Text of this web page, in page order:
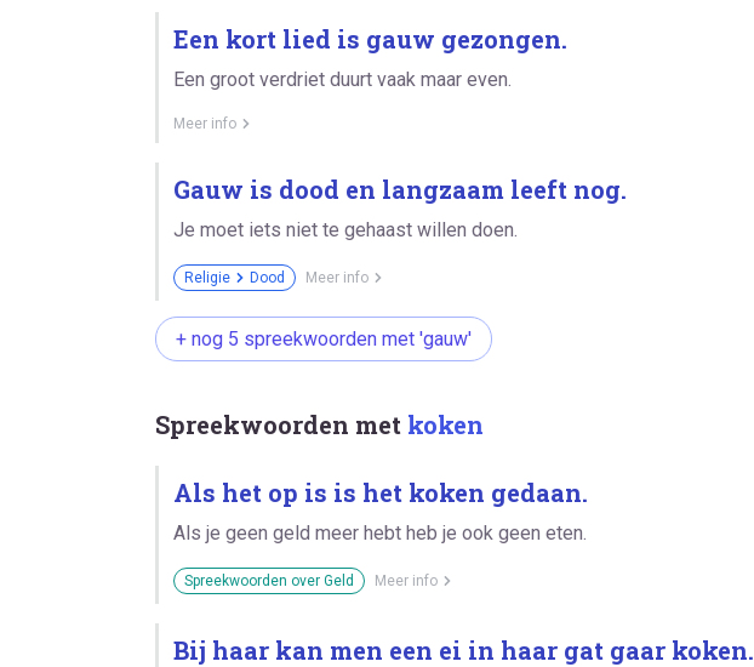
Een kort lied is gauw gezongen.
Een groot verdriet duurt vaak maar even.
Meer info
Gauw is dood en langzaam leeft nog.
Je moet iets niet te gehaast willen doen.
Religie Dood Meer info
+ nog 5 spreekwoorden met 'gauw'
Spreekwoorden met koken
Als het op is is het koken gedaan.
Als je geen geld meer hebt heb je ook geen eten.
Spreekwoorden over Geld Meer info
Bij haar kan men een ei in haar gat gaar koken.